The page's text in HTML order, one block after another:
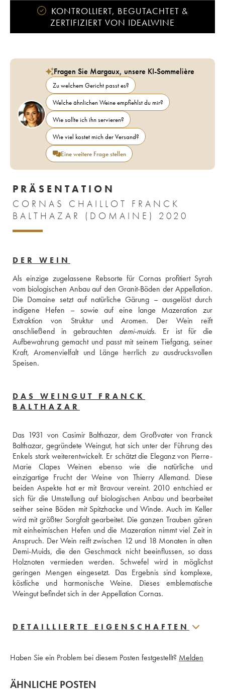
KONTROLLIERT, BEGUTACHTET &
ZERTIFIZIERT VON IDEALWINE
Fragen Sie Margaux, unsere KI-Sommelière
Zu welchem Gericht passt es?
Welche ähnlichen Weine empfiehlst du mir?
Wie sollte ich ihn servieren?
Wie viel kostet mich der Versand?
Eine weitere Frage stellen
PRÄSENTATION
CORNAS CHAILLOT FRANCK
BALTHAZAR (DOMAINE) 2020
DER WEIN
Als einzige zugelassene Rebsorte für Cornas profitiert Syrah
vom biologischen Anbau auf den Granit-Böden der Appellation.
Die Domaine setzt auf natürliche Gärung – ausgelöst durch
indigene Hefen – sowie auf eine lange Mazeration zur
Extraktion von Struktur und Aromen. Der Wein reift
anschließend in gebrauchten demi-muids. Er ist für die
Aufbewahrung gemacht und passt mit seinem Tiefgang, seiner
Kraft, Aromenvielfalt und Länge herrlich zu ausdrucksvollen
Speisen.
DAS WEINGUT FRANCK
BALTHAZAR
Das 1931 von Casimir Balthazar, dem Großvater von Franck
Balthazar, gegründete Weingut, hat sich unter der Führung des
Enkels stark weiterentwickelt. Er schätzt die Eleganz von Pierre-
Marie Clapes Weinen ebenso wie die natürliche und
einzigartige Frucht der Weine von Thierry Allemand. Diese
beiden Aspekte hat er mit Bravour vereint. 2010 entschied er
sich für die Umstellung auf biologischen Anbau und bearbeitet
seither seine Böden mit Spitzhacke und Winde. Auch im Keller
wird mit größter Sorgfalt gearbeitet. Die ganzen Trauben gären
mit einheimischen Hefen und die Mazeration nimmt viel Zeit in
Anspruch. Der Wein reift zwischen 12 und 18 Monaten in alten
Demi-Muids, die den Geschmack nicht beeinflussen, so dass
Holznoten vermieden werden. Schwefel wird in möglichst
geringen Mengen eingesetzt. Das Ergebnis sind komplexe,
köstliche und harmonische Weine. Dieses emblematische
Weingut befindet sich in der Appellation Cornas.
DETAILLIERTE EIGENSCHAFTEN
Haben Sie ein Problem bei diesem Posten festgestellt? Melden
ÄHNLICHE POSTEN